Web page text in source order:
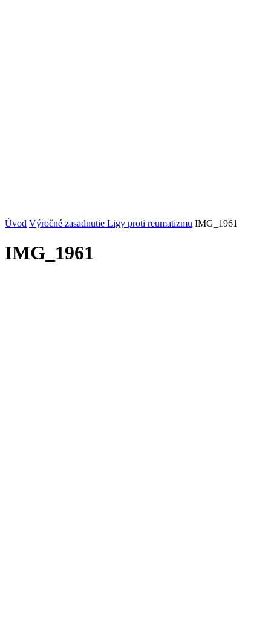
Úvod Výročné zasadnutie Ligy proti reumatizmu IMG_1961
IMG_1961